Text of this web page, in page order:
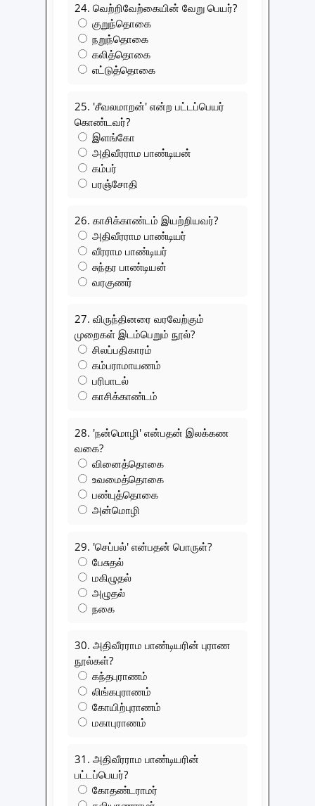
24. வெற்றிவேற்கையின் வேறு பெயர்?
குறுந்தொகை
நறுந்தொகை
கலித்தொகை
எட்டுத்தொகை
25. 'சீவலமாறன்' என்ற பட்டப்பெயர்
கொண்டவர்?
இளங்கோ
அதிவீரராம பாண்டியன்
கம்பர்
பரஞ்சோதி
26. காசிக்காண்டம் இயற்றியவர்?
அதிவீரராம பாண்டியர்
வீரராம பாண்டியர்
சுந்தர பாண்டியன்
வரகுணர்
27. விருந்தினரை வரவேற்கும்
முறைகள் இடம்பெறும் நூல்?
சிலப்பதிகாரம்
கம்பராமாயணம்
பரிபாடல்
காசிக்காண்டம்
28. 'நன்மொழி' என்பதன் இலக்கண
வகை?
வினைத்தொகை
உவமைத்தொகை
பண்புத்தொகை
அன்மொழி
29. 'செப்பல்' என்பதன் பொருள்?
பேசுதல்
மகிழுதல்
அழுதல்
நகை
30. அதிவீரராம பாண்டியரின் புராண
நூல்கள்?
கந்தபுராணம்
லிங்கபுராணம்
கோயிற்புராணம்
மகாபுராணம்
31. அதிவீரராம பாண்டியரின்
பட்டப்பெயர்?
கோதண்டராமர்